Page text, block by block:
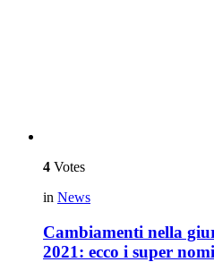
4 Votes
in News
Cambiamenti nella
2021: ecco i super